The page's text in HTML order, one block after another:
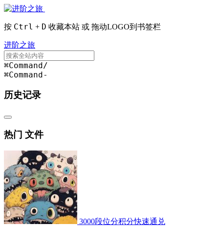
按 Ctrl + D 收藏本站 或 拖动LOGO到书签栏
进阶之旅
⌘Command/
⌘Command-
历史记录
热门 文件
3000段位分积分快速通兑